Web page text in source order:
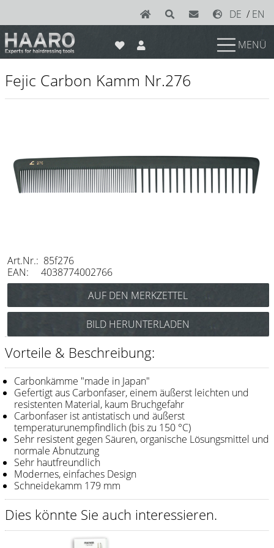
DE / EN
MENÜ
Scheren
e-kwip
Konayuki
Sets
Messer / Klingen
Kämme
Y.S. Park
Fejic
e-kwip
Bürsten
Y.S. Park
Werkzeugtaschen
e-kwip
Fejic Carbon Kamm Nr.276
Art.Nr.: 85f276
EAN: 4038774002766
BILD HERUNTERLADEN
Vorteile & Beschreibung:
Carbonkämme "made in Japan"
Gefertigt aus Carbonfaser, einem äußerst leichten und
resistenten Material, kaum Bruchgefahr
Carbonfaser ist antistatisch und äußerst
temperaturunempfindlich (bis zu 150 °C)
Sehr resistent gegen Säuren, organische Lösungsmittel und
normale Abnutzung
Sehr hautfreundlich
Modernes, einfaches Design
Schneidekamm 179 mm
Dies könnte Sie auch interessieren.